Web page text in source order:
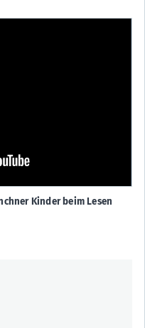
Kinder beim Lesen